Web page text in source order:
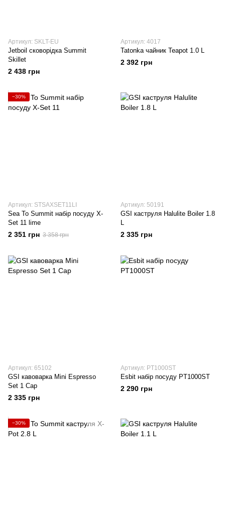
Артикул: SKLT-EU
Jetboil сковорідка Summit
Skillet
2 438 грн
Артикул: 4017
Tatonka чайник Teapot 1.0 L
2 392 грн
−30%
Артикул: STSAXSET11LI
Sea To Summit набір посуду X-
Set 11 lime
2 351 грн 3 358 грн
Артикул: 50191
GSI каструля Halulite Boiler 1.8
L
2 335 грн
Артикул: 65102
GSI кавоварка Mini Espresso
Set 1 Cap
2 335 грн
Артикул: PT1000ST
Esbit набір посуду PT1000ST
2 290 грн
−30%